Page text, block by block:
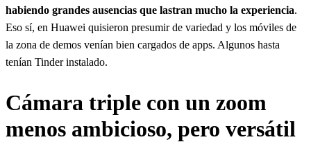
habiendo grandes ausencias que lastran mucho la experiencia.
Eso sí, en Huawei quisieron presumir de variedad y los móviles de
la zona de demos venían bien cargados de apps. Algunos hasta
tenían Tinder instalado.
Cámara triple con un zoom
menos ambicioso, pero versátil